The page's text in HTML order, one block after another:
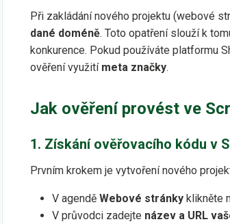
Při zakládání nového projektu (webové
dané doméně. Toto opatření slouží k
konkurence. Pokud používáte platformu
ověření využití meta značky.
Jak ověření provést ve
1. Získání ověřovacího kódu v
Prvním krokem je vytvoření nového
V agendě Webové stránky klikněte
V průvodci zadejte název a URL